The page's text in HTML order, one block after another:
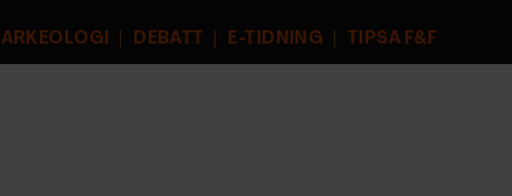
ARKEOLOGI DEBATT E-TIDNING TIPSA F&F